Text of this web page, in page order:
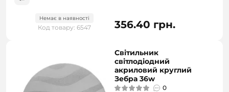
Немає в наявності
Код товару: 6547 356.40 грн.
Світильник
світлодіодний
акриловий круглий
Зебра 36w
0